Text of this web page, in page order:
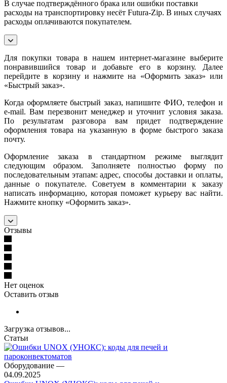
В случае подтверждённого брака или ошибки поставки
расходы на транспортировку несёт Futura-Zip. В иных случаях
расходы оплачиваются покупателем.
Для покупки товара в нашем интернет-магазине выберите
понравившийся товар и добавьте его в корзину. Далее
перейдите в корзину и нажмите на «Оформить заказ» или
«Быстрый заказ».
Когда оформляете быстрый заказ, напишите ФИО, телефон и
e-mail. Вам перезвонит менеджер и уточнит условия заказа.
По результатам разговора вам придет подтверждение
оформления товара на указанную в форме быстрого заказа
почту.
Оформление заказа в стандартном режиме выглядит
следующим образом. Заполняете полностью форму по
последовательным этапам: адрес, способы доставки и оплаты,
данные о покупателе. Советуем в комментарии к заказу
написать информацию, которая поможет курьеру вас найти.
Нажмите кнопку «Оформить заказ».
Отзывы
Нет оценок
Оставить отзыв
Загрузка отзывов...
Статьи
Оборудование —
04.09.2025